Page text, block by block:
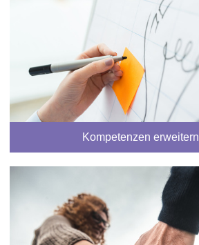
Kompetenzen erweitern